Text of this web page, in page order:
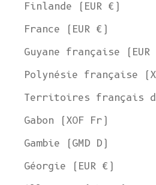
Finlande (EUR €)
France (EUR €)
Guyane française (EUR
Polynésie française
Territoires français
Gabon (XOF Fr)
Gambie (GMD D)
Géorgie (EUR €)